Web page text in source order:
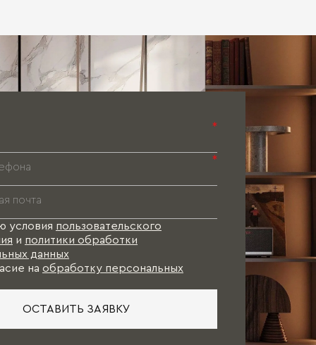
Паспорт
*
*
условия пользовательского
и политики обработки
данных
на обработку персональных
ОСТАВИТЬ ЗАЯВКУ